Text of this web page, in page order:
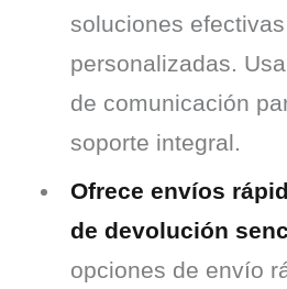
soluciones
personalizadas.
de comunicación
soporte integral.
Ofrece envíos
de devolución
opciones de envío